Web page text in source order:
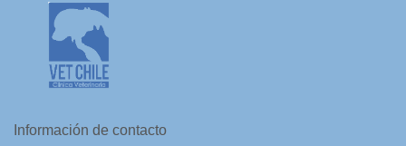
Información de contacto